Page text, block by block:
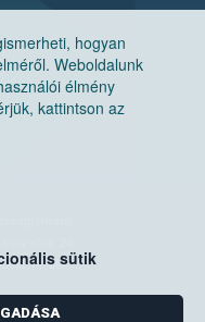
hogyan
Weboldalunk
élmény
kattintson az
sütik
Hivatal
Pf. 30.